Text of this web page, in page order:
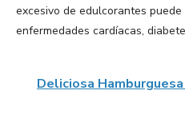
excesivo de edulcorantes
enfermedades cardíacas,
Deliciosa